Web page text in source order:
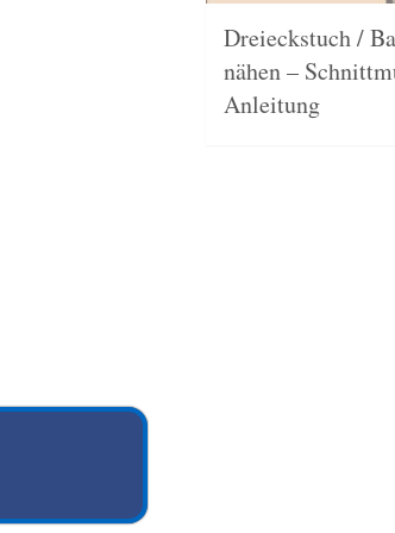
Dreieckstuch /
nähen –
Anleitung